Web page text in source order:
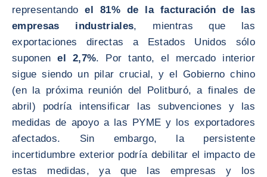
representandoel 81% de la facturación de las
empresas industriales, mientras que las
exportaciones directas a Estados Unidos sólo
suponenel 2,7%. Por tanto, el mercado interior
sigue siendo un pilar crucial, y el Gobierno chino
(en la próxima reunión del Politburó, a finales de
abril) podría intensificar las subvenciones y las
medidas de apoyo a las PYME y los exportadores
afectados. Sin embargo, la persistente
incertidumbre exterior podría debilitar el impacto de
estas medidas, ya que las empresas y los